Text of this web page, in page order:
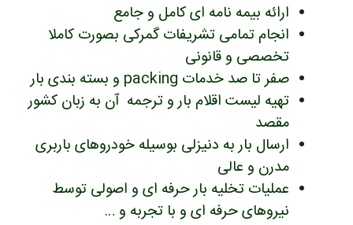
ارائه بیمه نامه ای کامل و جامع
انجام تمامی تشریفات گمرکی بصورت کاملا
تخصصی و قانونی
صفر تا صد خدمات packing و بسته بندی بار
تهیه لیست اقلام بار و ترجمه آن به زبان کشور
مقصد
ارسال بار به دنیزلی بوسیله خودروهای باربری
مدرن و عالی
عملیات تخلیه بار حرفه ای و اصولی توسط
نیروهای حرفه ای و با تجربه و …